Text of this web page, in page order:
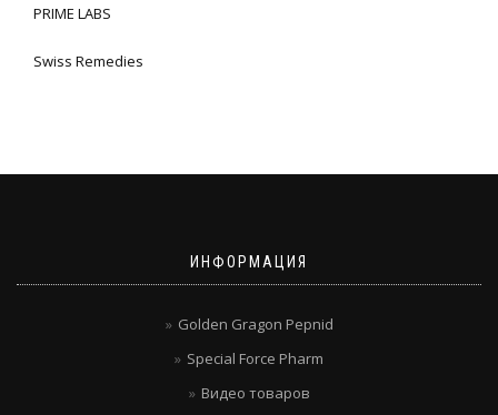
PRIME LABS
Swiss Remedies
ИНФОРМАЦИЯ
Golden Gragon Pepnid
Special Force Pharm
Видео товаров